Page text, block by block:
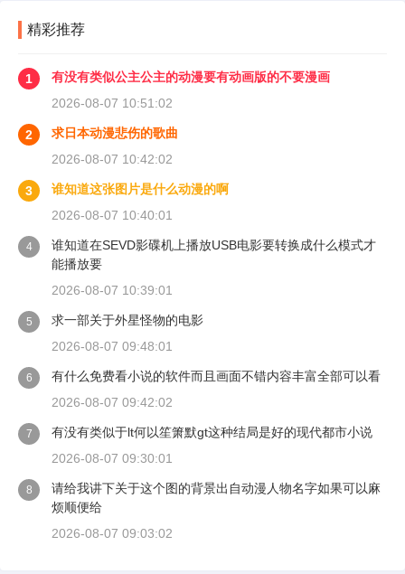
精彩推荐
1
有没有类似公主公主的动漫要有动画版的不要漫画
2026-08-07 10:51:02
2
求日本动漫悲伤的歌曲
2026-08-07 10:42:02
3
谁知道这张图片是什么动漫的啊
2026-08-07 10:40:01
4
谁知道在SEVD影碟机上播放USB电影要转换成什么模式才
能播放要
2026-08-07 10:39:01
5
求一部关于外星怪物的电影
2026-08-07 09:48:01
6
有什么免费看小说的软件而且画面不错内容丰富全部可以看
2026-08-07 09:42:02
7
有没有类似于lt何以笙箫默gt这种结局是好的现代都市小说
2026-08-07 09:30:01
8
请给我讲下关于这个图的背景出自动漫人物名字如果可以麻
烦顺便给
2026-08-07 09:03:02